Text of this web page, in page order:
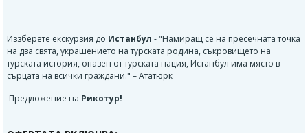
Иззберете екскурзия до Истанбул - "Намиращ се на пресечната точка
на два свята, украшението на турската родина, съкровището на
турската история, опазен от турската нация, Истанбул има място в
сърцата на всички граждани." – Ататюрк
Предложение на Рикотур!